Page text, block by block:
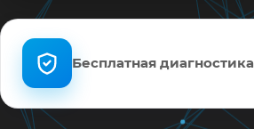
Бесплатная диагностика